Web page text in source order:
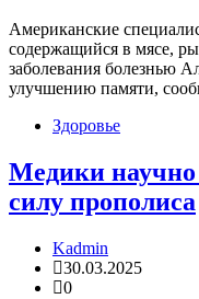
Американские
содержащийся в мясе,
заболевания болезнью
улучшению памяти,
Здоровье
Медики научно
силу прополиса
Kadmin
30.03.2025
0